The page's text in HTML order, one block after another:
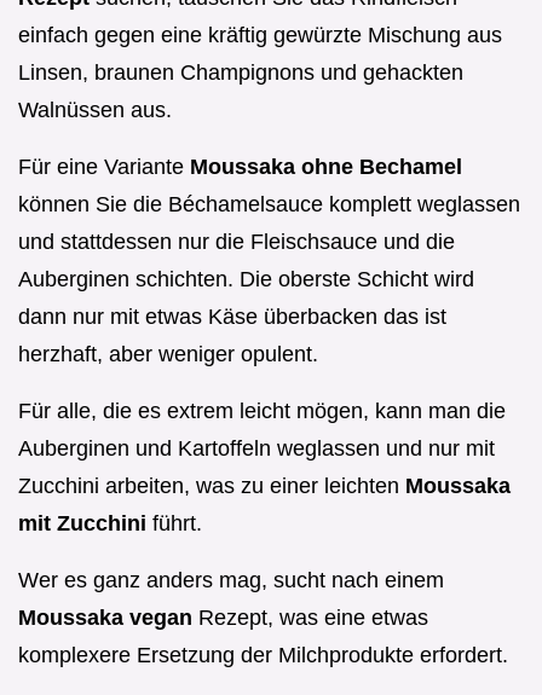
einfach gegen eine kräftig gewürzte Mischung aus
Linsen, braunen Champignons und gehackten
Walnüssen aus.
Für eine Variante Moussaka ohne Bechamel
können Sie die Béchamelsauce komplett weglassen
und stattdessen nur die Fleischsauce und die
Auberginen schichten. Die oberste Schicht wird
dann nur mit etwas Käse überbacken das ist
herzhaft, aber weniger opulent.
Für alle, die es extrem leicht mögen, kann man die
Auberginen und Kartoffeln weglassen und nur mit
Zucchini arbeiten, was zu einer leichten Moussaka
mit Zucchini führt.
Wer es ganz anders mag, sucht nach einem
Moussaka vegan Rezept, was eine etwas
komplexere Ersetzung der Milchprodukte erfordert.